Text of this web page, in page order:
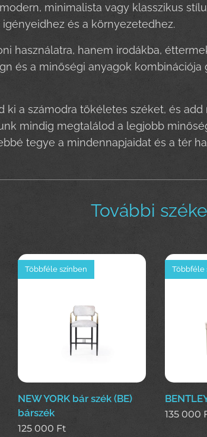
minimalista vagy klasszikus
és a környezetedhez.
használatra, hanem irodákba,
és a minőségi anyagok
ki a számodra tökéletes széket, és
mindig megtalálod a legjobb
tegye a mindennapjaidat és a tér
További
NEW YORK bár szék (BE)
bárszék
Többféle színben
125 000 Ft
Többféle
135 000